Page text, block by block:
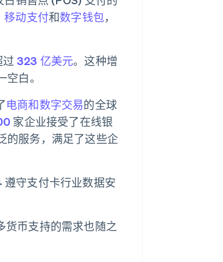
移动支付和数字钱包，
323 亿美元。这种增
白。
电商和数字交易的全球
家企业接受了在线银
服务，满足了这些企
守支付卡行业数据安
货币支持的需求也随之